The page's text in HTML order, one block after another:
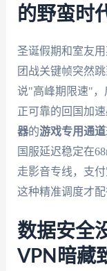
的野蛮时
圣诞假期和室友
团战关键帧突然
说"高峰期限速"，
正可靠的回国加
器的游戏专用通道
国服延迟稳定在
走影音专线，支
这种精准调度才配
数据安全
VPN暗藏